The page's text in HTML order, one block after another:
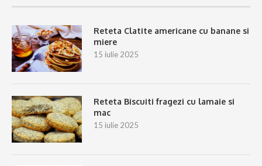
Reteta Clatite americane cu banane si
miere
15 iulie 2025
Reteta Biscuiti fragezi cu lamaie si
mac
15 iulie 2025